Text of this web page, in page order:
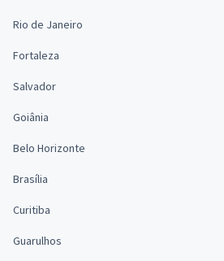
Rio de Janeiro
Fortaleza
Salvador
Goiânia
Belo Horizonte
Brasília
Curitiba
Guarulhos